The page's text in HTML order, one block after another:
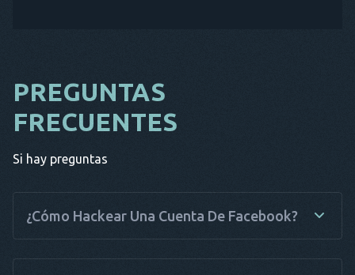
PREGUNTAS
FRECUENTES
Si hay preguntas
¿Cómo Hackear Una Cuenta De Facebook?
Si quieres hackear Facebook en poco más de 30 segundos y